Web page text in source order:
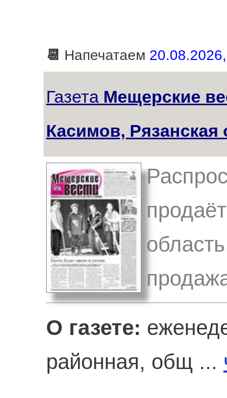
📆 Напечатаем
Газета Мещерские
Касимов, Рязанская
О газете:
районная, общ ...